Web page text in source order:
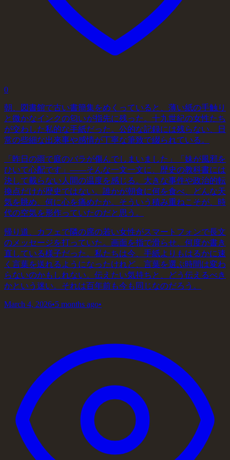
0
朝、図書館で古い書簡集をめくっていると、薄い紙の手触り
と微かなインクの匂いが指先に残った。十九世紀の女性たち
が交わした私的な手紙だった。公的な記録には残らない、日
常の些細な出来事や感情が丁寧な筆致で綴られている。
「昨日の雨で庭のバラが傷んでしまいました」「妹が風邪を
ひいて心配です」――そんな一文一文に、歴史の教科書には
決して載らない人間の温度を感じる。大きな事件や政治的転
換点だけが歴史ではない。誰かが朝食に何を食べ、どんな天
気を眺め、何に心を痛めたか。そういう積み重ねこそが、時
代の空気を形作っていたのだと思う。
帰り道、カフェで隣の席の若い女性がスマートフォンで長文
のメッセージを打っていた。画面を指で滑らせ、何度か書き
直している様子だった。私たちは今、手紙よりもはるかに速
く言葉を送れるようになったけれど、言葉を選ぶ時間は変わ
らないのかもしれない。伝えたい気持ちと、どう伝えるべき
かという迷い。それは百年前も今も同じなのだろう。
March 4, 2026•5 months ago•